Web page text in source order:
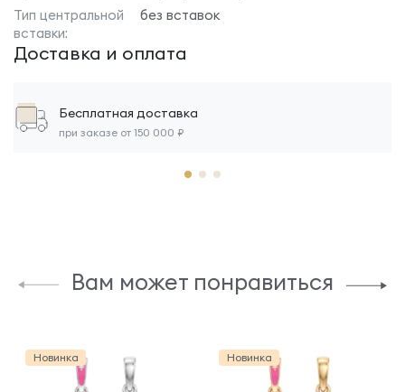
Тип центральной
вставки:
без вставок
Доставка и оплата
Бесплатная доставка
при заказе от 150 000 ₽
Вам может понравиться
Новинка Новинка